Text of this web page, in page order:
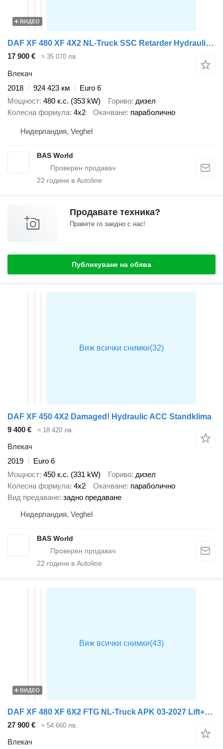
ВИДЕО
DAF XF 480 XF 4X2 NL-Truck SSC Retarder Hydraulic Alcoa's Standklima
17 900 € ≈ 35 070 лв.
Влекач
2018
924 423 км
Euro 6
Мощност 480 к.с. (353 kW) Гориво дизел
Колесна формула 4x2 Окачване параболично
Нидерландия, Veghel
BAS World
22 години в Autoline
Продавате техника?
Правете го заедно с нас!
Публикуване на обява
DAF XF 450 4X2 Damaged! Hydraulic ACC Standklima
9 400 €
≈ 18 420 лв.
Влекач
2019
Euro 6
Мощност 450 к.с. (331 kW) Гориво дизел
Колесна формула 4x2 Окачване параболично
Вид предаване задно предаване
Нидерландия, Veghel
BAS World
22 години в Autoline
ВИДЕО
DAF XF 480 XF 6X2 FTG NL-Truck APK 03-2027 Lift+Lenkachse Navi Stand
27 900 € ≈ 54 660 лв.
Влекач